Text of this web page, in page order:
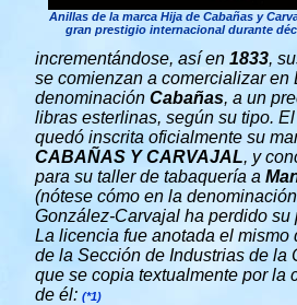
Anillas de la marca Hija de Cabañas y
gran prestigio internacional durante
incrementándose, así en 1833,
se comienzan a comercializar en
denominación Cabañas, a un
libras esterlinas, según su tipo. El
quedó inscrita oficialmente su
CABAÑAS Y CARVAJAL, y
para su taller de tabaquería a
(nótese cómo en la
González-Carvajal ha perdido su
La licencia fue anotada el
de la Sección de Industrias de la
que se copia textualmente por la
de él: (*1)